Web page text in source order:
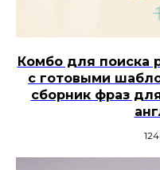
Комбо для поиска
с готовыми
cборник фраз